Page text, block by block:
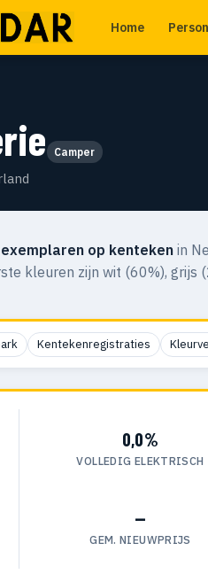
Home
Camper
op kentekenin
kleuren zijn wit (60%), grijs
Kentekenregistraties
0,0%
VOLLEDIG ELEKTRISCH
—
GEM. NIEUWPRIJS